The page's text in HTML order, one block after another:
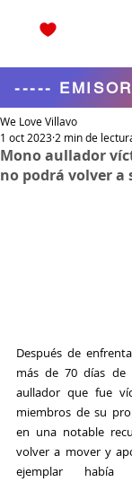
-----
Mono aullador
no podrá volver
We Love Villavo
1 oct 2023 2 min de
Después de
más de 70 días de
aullador que fue
miembros de su
en una notable
volver a mover y